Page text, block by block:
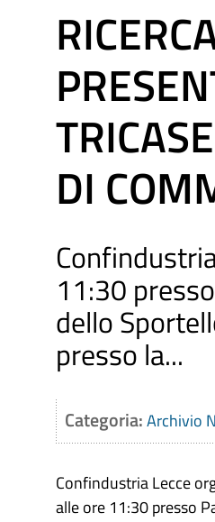
DI
11:30
dello
presso la...
Categoria:Archivio
Confindustria Lecce
alle ore 11:30 presso